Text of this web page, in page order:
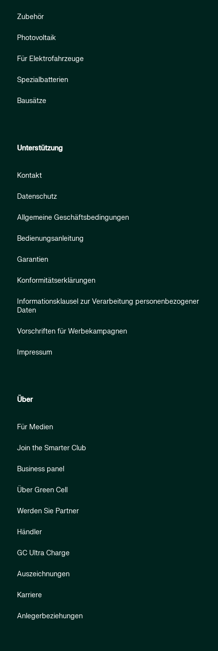
Zubehör
Photovoltaik
Für Elektrofahrzeuge
Spezialbatterien
Bausätze
Unterstützung
Kontakt
Datenschutz
Allgemeine Geschäftsbedingungen
Bedienungsanleitung
Garantien
Konformitätserklärungen
Informationsklausel zur Verarbeitung personenbezogener
Daten
Vorschriften für Werbekampagnen
Impressum
Über
Für Medien
Join the Smarter Club
Business panel
Über Green Cell
Werden Sie Partner
Händler
GC Ultra Charge
Auszeichnungen
Karriere
Anlegerbeziehungen